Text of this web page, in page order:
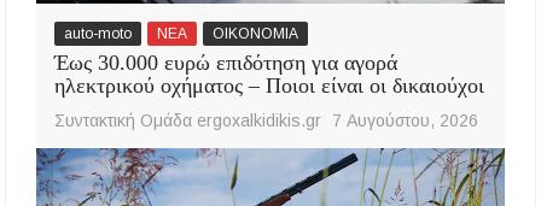
auto-moto ΝΕΑ ΟΙΚΟΝΟΜΙΑ
Έως 30.000 ευρώ επιδότηση για αγορά
ηλεκτρικού οχήματος – Ποιοι είναι οι δικαιούχοι
Συντακτική Ομάδα ergoxalkidikis.gr 7 Αυγούστου, 2026